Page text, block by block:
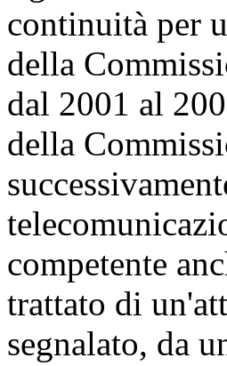
continuità per
della
dal 2001 al
della
competente
trattato di
segnalato, da